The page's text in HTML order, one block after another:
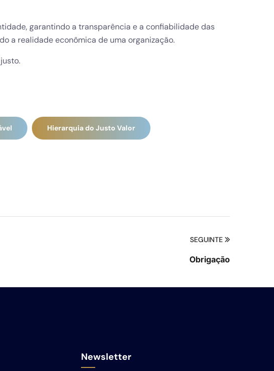
garantindo a transparência e a confiabilidade das
a realidade econômica de uma organização.
Hierarquia do Justo Valor
SEGUINTE
Obrigação
Newsletter